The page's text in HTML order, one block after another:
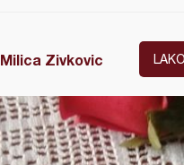
Milica Zivkovic LAKO